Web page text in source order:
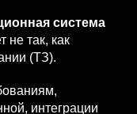
система
не так, как
(ТЗ).
интеграции